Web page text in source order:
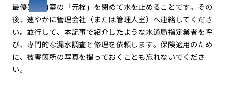
最優先は自室の「元栓」を閉めて水を止めることです。その
後、速やかに管理会社（または管理人室）へ連絡してくださ
い。並行して、本記事で紹介したような水道局指定業者を呼
び、専門的な漏水調査と修理を依頼します。保険適用のため
に、被害箇所の写真を撮っておくことも忘れないでくださ
い。